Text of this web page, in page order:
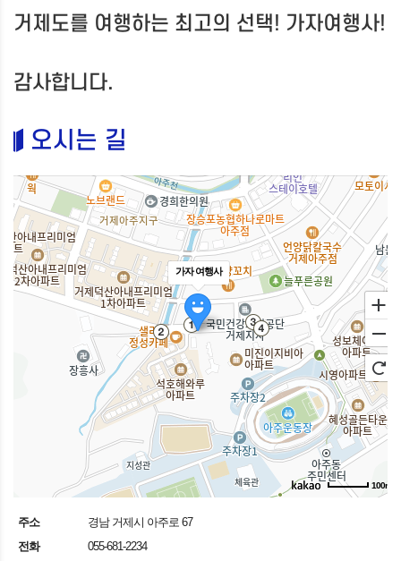
거제도를 여행하는 최고의 선택! 가자여행사!
감사합니다.
오시는 길
가자 여행사
100m
주소
경남 거제시 아주로 67
전화
055-681-2234